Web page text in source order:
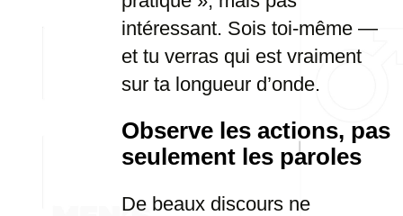
intéressant. Sois toi-même —
et tu verras qui est vraiment
sur ta longueur d’onde.
Observe les actions, pas
seulement les paroles
De beaux discours ne